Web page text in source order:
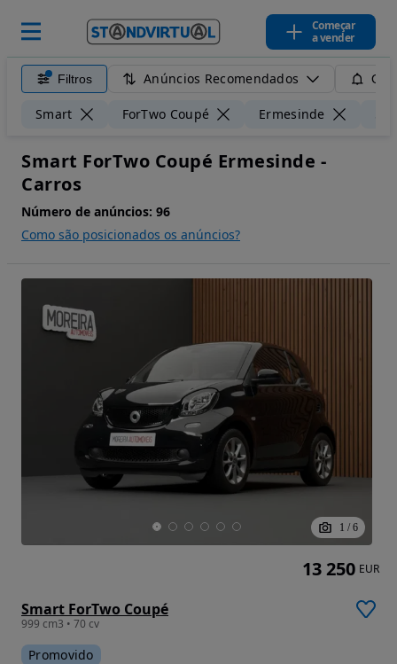
Começar
a vender
Filtros Anúncios Recomendados
Smart ForTwo Coupé Ermesinde
Smart ForTwo Coupé Ermesinde -
Carros
Número de anúncios: 96
Como são posicionados os anúncios?
1 / 6
Smart ForTwo Coupé
999 cm3 • 70 cv
Promovido
13 250 EUR